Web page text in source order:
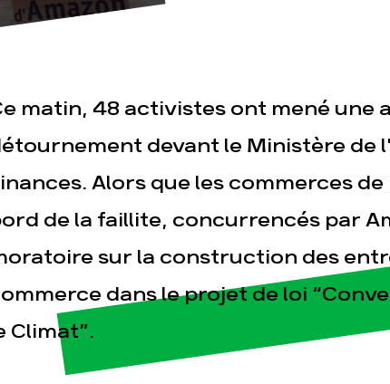
Publications
matin, 48 activistes ont mené une
devant le Ministère de
Alors que les commerces
de la faillite, concurrencés par
sur la construction des
dans le projet de loi
Climat”.